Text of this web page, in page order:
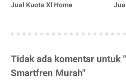
Jual Kuota Xl Home
Tidak ada komentar untuk
Smartfren Murah"